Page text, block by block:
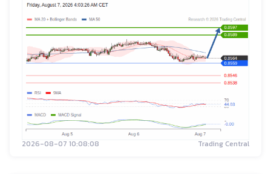
2026-08-07 10:08:08 Trading Central